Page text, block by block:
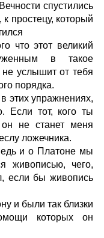
спустились
простецу, который
что этот великий
в такое
не услышит от тебя
порядка.
этих упражнениях,
Если тот, кого ты
не станет меня
ложечника.
и о Платоне мы
живописью, чего,
если бы живопись
и были так близки
которых он